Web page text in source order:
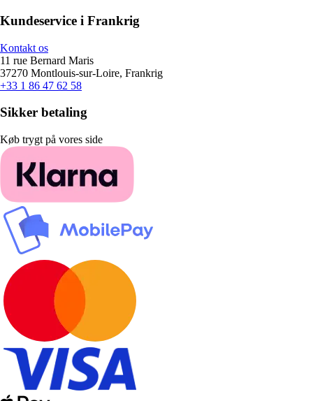
Kundeservice i Frankrig
Kontakt os
11 rue Bernard Maris
37270 Montlouis-sur-Loire, Frankrig
+33 1 86 47 62 58
Sikker betaling
Køb trygt på vores side